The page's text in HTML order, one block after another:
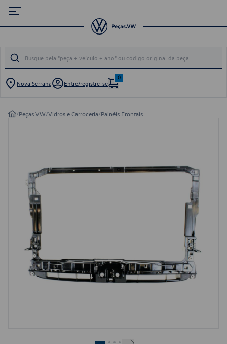
Nova Serrana Entre/registre-se
0
/Peças VW/Vidros e Carroceria/Painéis Frontais